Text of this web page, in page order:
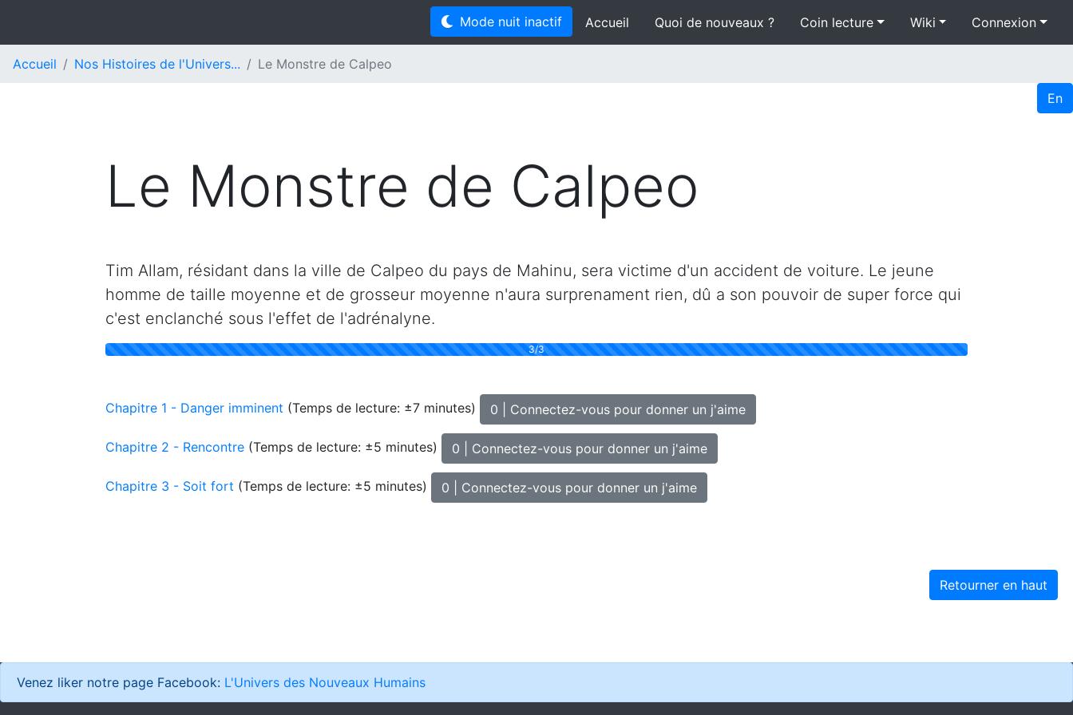
Mode nuit inactif Accueil Quoi de nouveaux ? Coin lecture Wiki Connexion
Accueil Nos Histoires de l'Univers... Le Monstre de Calpeo
En
Le Monstre de Calpeo
Tim Allam, résidant dans la ville de Calpeo du pays de Mahinu, sera victime d'un accident de voiture. Le jeune
homme de taille moyenne et de grosseur moyenne n'aura surprenament rien, dû a son pouvoir de super force qui
c'est enclanché sous l'effet de l'adrénalyne.
3/3
Chapitre 1 - Danger imminent (Temps de lecture: ±7 minutes) 0 | Connectez-vous pour donner un j'aime
Chapitre 2 - Rencontre (Temps de lecture: ±5 minutes) 0 | Connectez-vous pour donner un j'aime
Chapitre 3 - Soit fort (Temps de lecture: ±5 minutes) 0 | Connectez-vous pour donner un j'aime
Retourner en haut
Venez liker notre page Facebook: L'Univers des Nouveaux Humains